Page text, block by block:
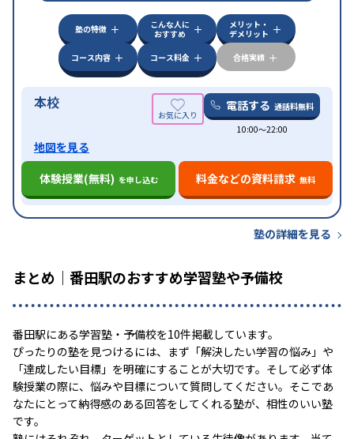
可能不登校生に対応学習にPC・タブレットを利用
オンライン対応1科目から受講可能
塾の特徴
こんな人に
おすすめ
メリット・
デメリット
コース内容
コース料金 合格実績
本校 電話する 通話料無料
10:00〜22:00
地図を見る
体験授業(無料) を申し込む 料金などの資料請求 無料
塾の詳細を見る
まとめ｜番田駅のおすすめ学習塾や予備校
番田駅にある学習塾・予備校を10件掲載しています。
ぴったりの塾を見つけるには、まず「解決したい学習の悩み」や
「達成したい目標」を明確にすることが大切です。そして必ず体
験授業の際に、悩みや目標について質問してください。そこであ
なたにとって納得感のある回答をしてくれる塾が、相性のいい塾
です。